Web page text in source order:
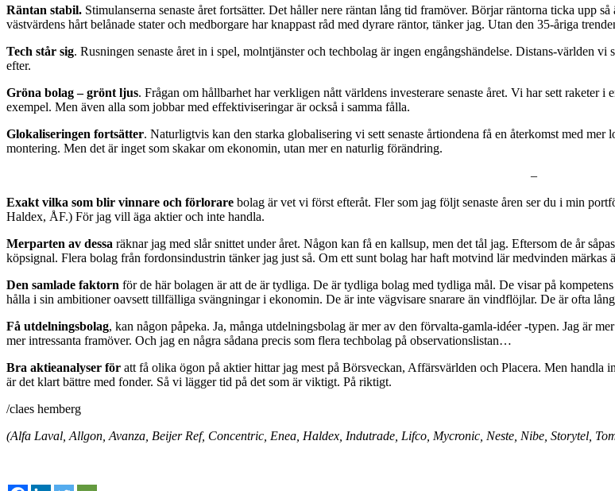
Räntan stabil. Stimulanserna senaste året fortsätter. Det håller nere räntan lång tid framöver. Börjar räntorna ticka upp
västvärdens hårt belånade stater och medborgare har knappast råd med dyrare räntor, tänker jag. Utan den 35-åriga
Tech står sig. Rusningen senaste året in i spel, molntjänster och techbolag är ingen engångshändelse. Distans-världen
efter.
Gröna bolag – grönt ljus. Frågan om hållbarhet har verkligen nått världens investerare senaste året. Vi har sett raketer
exempel. Men även alla som jobbar med effektiviseringar är också i samma fålla.
Glokaliseringen fortsätter. Naturligtvis kan den starka globalisering vi sett senaste årtiondena få en återkomst med
montering. Men det är inget som skakar om ekonomin, utan mer en naturlig förändring.
–
Exakt vilka som blir vinnare och förlorare bolag är vet vi först efteråt. Fler som jag följt senaste åren ser du i min
Haldex, ÅF.) För jag vill äga aktier och inte handla.
Merparten av dessa räknar jag med slår snittet under året. Någon kan få en kallsup, men det tål jag. Eftersom de år
köpsignal. Flera bolag från fordonsindustrin tänker jag just så. Om ett sunt bolag har haft motvind lär medvinden märkas
Den samlade faktorn för de här bolagen är att de är tydliga. De är tydliga bolag med tydliga mål. De visar på
hålla i sin ambitioner oavsett tillfälliga svängningar i ekonomin. De är inte vägvisare snarare än vindflöjlar. De är ofta
Få utdelningsbolag, kan någon påpeka. Ja, många utdelningsbolag är mer av den förvalta-gamla-idéer -typen. Jag är
mer intressanta framöver. Och jag en några sådana precis som flera techbolag på observationslistan…
Bra aktieanalyser för att få olika ögon på aktier hittar jag mest på Börsveckan, Affärsvärlden och Placera. Men handla
är det klart bättre med fonder. Så vi lägger tid på det som är viktigt. På riktigt.
/claes hemberg
(Alfa Laval, Allgon, Avanza, Beijer Ref, Concentric, Enea, Haldex, Indutrade, Lifco, Mycronic, Neste, Nibe, Storytel,